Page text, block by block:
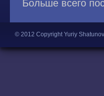
Больше всего
© 2012 Copyright Yuriy